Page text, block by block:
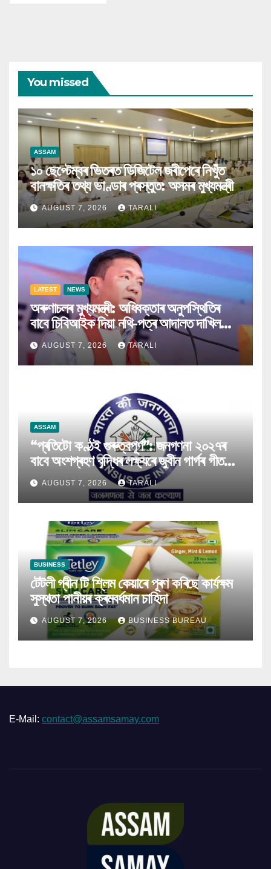
You missed
ASSAM
১০ ছেপ্টেম্বৰ ভিতৰত ডিজিটেল জৰীপেৰে নিখুঁত
বানক্ষতিৰ তথ্য ভাণ্ডাৰ প্ৰস্তুত: অসমৰ মুখ্যমন্ত্ৰী
AUGUST 7, 2026 TARALI
LATEST NEWS
অৰুণাচলৰ মুখ্যমন্ত্ৰী: অধিবক্তাৰ অনুপস্থিতিৰ
বাবে চিবিআইক দিয়া নথি-পত্ৰ আদালত দাখিল
কৰিব পৰা নগ’ল
AUGUST 7, 2026 TARALI
ASSAM
“প্ৰতিটো কণ্ঠই গুৰুত্বপূৰ্ণ”: জনগণনা ২০২৭ৰ
বাবে অংশগ্ৰহণ বৃদ্ধিৰ লক্ষ্যৰে জুবীন গাৰ্গৰ গীত
মুকলিAUGUST 7, 2026 TARALI
BUSINESS
টেটলী গ্ৰীন টি শ্লিম কেয়াৰে পূৰণ কৰিছে কাৰ্যক্ষম
সুস্থতা পানীয়ৰ ক্ৰমবৰ্ধমান চাহিদা
AUGUST 7, 2026 BUSINESS BUREAU
E-Mail: contact@assamsamay.com